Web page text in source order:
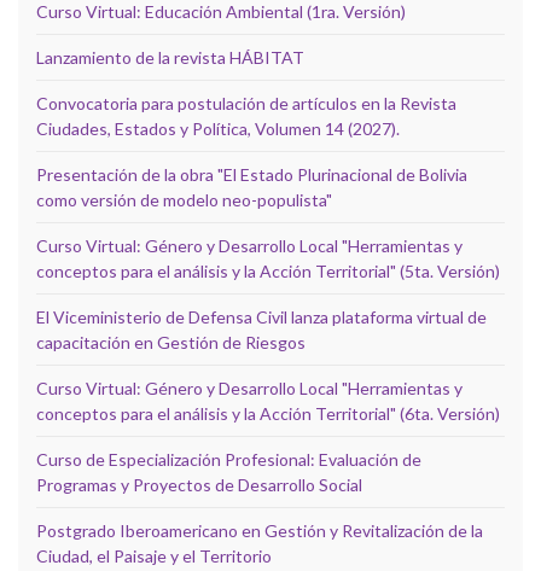
Curso Virtual: Educación Ambiental (1ra. Versión)
Lanzamiento de la revista HÁBITAT
Convocatoria para postulación de artículos en la Revista
Ciudades, Estados y Política, Volumen 14 (2027).
Presentación de la obra "El Estado Plurinacional de Bolivia
como versión de modelo neo-populista"
Curso Virtual: Género y Desarrollo Local "Herramientas y
conceptos para el análisis y la Acción Territorial" (5ta. Versión)
El Viceministerio de Defensa Civil lanza plataforma virtual de
capacitación en Gestión de Riesgos
Curso Virtual: Género y Desarrollo Local "Herramientas y
conceptos para el análisis y la Acción Territorial" (6ta. Versión)
Curso de Especialización Profesional: Evaluación de
Programas y Proyectos de Desarrollo Social
Postgrado Iberoamericano en Gestión y Revitalización de la
Ciudad, el Paisaje y el Territorio